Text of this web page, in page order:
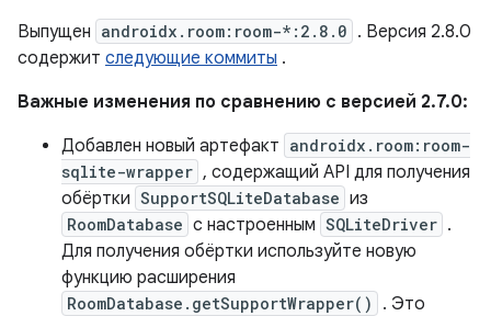
Выпущен androidx.room:room-*:2.8.0 . Версия 2.8.0
содержит следующие коммиты .
Важные изменения по сравнению с версией 2.7.0:
Добавлен новый артефакт androidx.room:room-
sqlite-wrapper , содержащий API для получения
обёртки SupportSQLiteDatabase из
RoomDatabase с настроенным SQLiteDriver .
Для получения обёртки используйте новую
функцию расширения
RoomDatabase.getSupportWrapper()
. Это